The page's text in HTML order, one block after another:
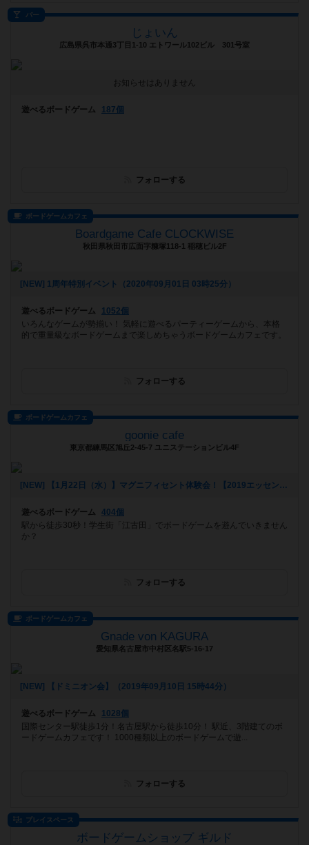
バー
じょいん
広島県呉市本通3丁目1-10 エトワール102ビル 301号室
お知らせはありません
遊べるボードゲーム 187個
フォローする
ボードゲームカフェ
Boardgame Cafe CLOCKWISE
秋田県秋田市広面字糠塚118-1 稲穂ビル2F
[NEW] 1周年特別イベント（2020年09月01日 03時25分）
遊べるボードゲーム
1052個
いろんなゲームが勢揃い！ 気軽に遊べるパーティーゲームから、本格
的で重量級なボードゲームまで楽しめちゃうボードゲームカフェです。
フォローする
ボードゲームカフェ
goonie cafe
東京都練馬区旭丘2-45-7 ユニステーションビル4F
[NEW] 【1月22日（水）】マグニフィセント体験会！【2019エッセン新作】（2020年01月18日 22時41分）
遊べるボードゲーム
404個
駅から徒歩30秒！学生街「江古田」でボードゲームを遊んでいきません
か？
フォローする
ボードゲームカフェ
Gnade von KAGURA
愛知県名古屋市中村区名駅5-16-17
[NEW] 【ドミニオン会】（2019年09月10日 15時44分）
遊べるボードゲーム
1028個
国際センター駅徒歩1分！名古屋駅から徒歩10分！ 駅近、3階建てのボ
ードゲームカフェです！ 1000種類以上のボードゲームで遊...
フォローする
プレイスペース
ボードゲームショップ ギルド